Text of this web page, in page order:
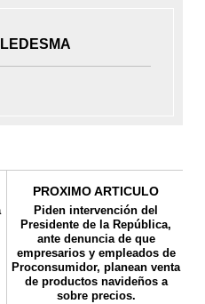
PROXIMO ARTICULO
Piden intervención del
Presidente de la República,
ante denuncia de que
empresarios y empleados de
Proconsumidor, planean venta
de productos navideños a
sobre precios.